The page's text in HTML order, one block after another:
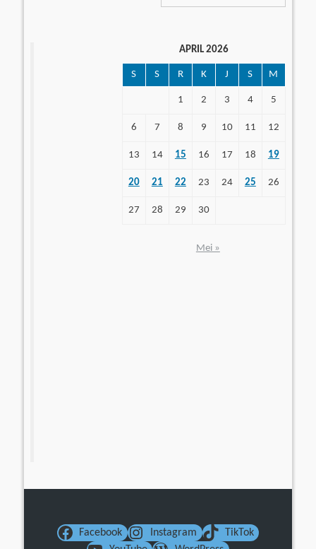
APRIL 2026
S S R K J S M
1 2 3 4 5
6 7 8 9 10 11 12
13 14 15 16 17 18 19
20 21 22 23 24 25 26
27 28 29 30
Mei »
Facebook Instagram
TikTok